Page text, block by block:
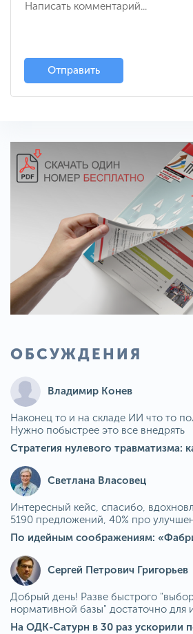
Отправить
ОБСУЖДЕНИЯ
Владимир Конев
Наконец то и на складе ИИ что то
Нужно побыстрее это все внедрять
Светлана Власовец
Интересный кейс, спасибо,
5190 предложений, 40% про
По идейным соображениям:
Сергей Петрович Григорьев
Добрый день! Разве быстрого
нормативной базы" достаточно для